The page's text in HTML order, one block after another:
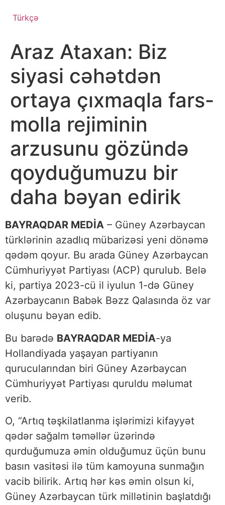
Türkçə
Araz Ataxan: Biz
siyasi cəhətdən
ortaya çıxmaqla fars-
molla rejiminin
arzusunu gözündə
qoyduğumuzu bir
daha bəyan edirik
BAYRAQDAR MEDİA – Güney Azərbaycan
türklərinin azadlıq mübarizəsi yeni dönəmə
qədəm qoyur. Bu arada Güney Azərbaycan
Cümhuriyyət Partiyası (ACP) qurulub. Belə
ki, partiya 2023-cü il iyulun 1-də Güney
Azərbaycanın Babək Bəzz Qalasında öz var
oluşunu bəyan edib.
Bu barədə BAYRAQDAR MEDİA-ya
Hollandiyada yaşayan partiyanın
qurucularından biri Güney Azərbaycan
Cümhuriyyət Partiyası quruldu məlumat
verib.
O, “Artıq təşkilatlanma işlərimizi kifayyət
qədər sağalm təməllər üzərində
qurduğumuza əmin olduğumuz üçün bunu
basın vasitəsi ilə tüm kamoyuna sunmağın
vacib bilirik. Artıq hər kəs əmin olsun ki,
Güney Azərbaycan türk millətinin başlatdığı